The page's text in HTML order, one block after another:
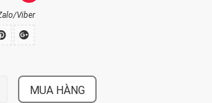
Viber
MUA HÀNG